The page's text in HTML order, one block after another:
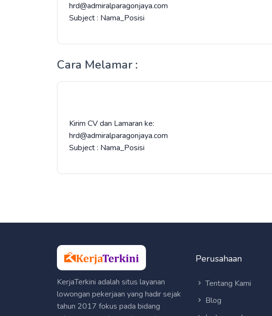
hrd@admiralparagonjaya.com
Subject : Nama_Posisi
Cara Melamar :
Kirim CV dan Lamaran ke:
hrd@admiralparagonjaya.com
Subject : Nama_Posisi
KerjaTerkini adalah situs layanan
lowongan pekerjaan yang hadir sejak
tahun 2017 fokus pada bidang
Perusahaan
Tentang Kami
Blog